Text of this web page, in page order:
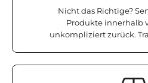
Nicht das Richtige?
Produkte innerhalb
unkompliziert zurück.